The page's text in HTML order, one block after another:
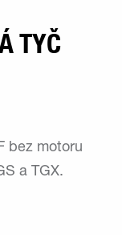
TYČ
bez motoru
a TGX.